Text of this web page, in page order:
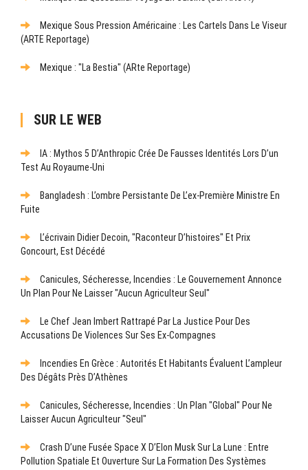
Mexique Sous Pression Américaine : Les Cartels Dans Le Viseur
(ARTE Reportage)
Mexique : "La Bestia" (ARte Reportage)
SUR LE WEB
IA : Mythos 5 D’Anthropic Crée De Fausses Identités Lors D’un
Test Au Royaume-Uni
Bangladesh : L’ombre Persistante De L’ex-Première Ministre En
Fuite
L’écrivain Didier Decoin, "raconteur D’histoires" Et Prix
Goncourt, Est Décédé
Canicules, Sécheresse, Incendies : Le Gouvernement Annonce
Un Plan Pour Ne Laisser "aucun Agriculteur Seul"
Le Chef Jean Imbert Rattrapé Par La Justice Pour Des
Accusations De Violences Sur Ses Ex-Compagnes
Incendies En Grèce : Autorités Et Habitants Évaluent L’ampleur
Des Dégâts Près D’Athènes
Canicules, Sécheresse, Incendies : Un Plan "global" Pour Ne
Laisser Aucun Agriculteur "seul"
Crash D’une Fusée Space X D’Elon Musk Sur La Lune : Entre
Pollution Spatiale Et Ouverture Sur La Formation Des Systèmes